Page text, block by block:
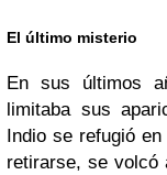
El último misterio
En sus últimos
limitaba sus
Indio se refugió
retirarse, se volcó